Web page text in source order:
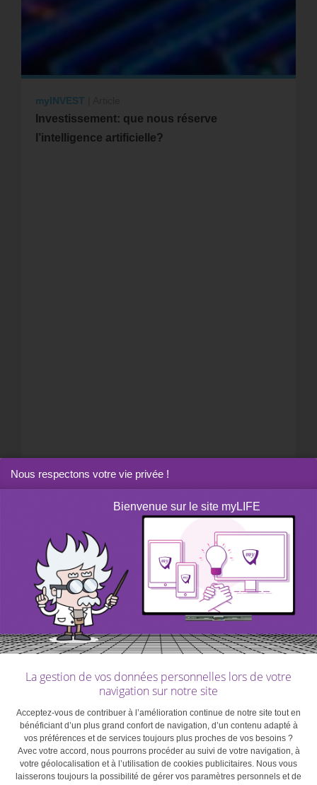
myINVEST
Investissement: que nous réserve
l’intelligence artificielle?
Nous respectons votre vie privée !
Bienvenue sur le site myLIFE
La gestion de vos données personnelles lors de votre
navigation sur notre site
Acceptez-vous de contribuer à l’amélioration continue de notre site tout en
bénéficiant d’un plus grand confort de navigation, d’un contenu adapté à
vos préférences et de services toujours plus proches de vos besoins ?
Avec votre accord, nous pourrons procéder au suivi de votre navigation, à
votre géolocalisation et à l’utilisation de cookies publicitaires. Nous vous
laisserons toujours la possibilité de gérer vos paramètres personnels et de